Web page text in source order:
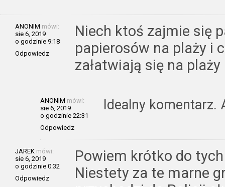
ANONIM mówi:
sie 6, 2019
o godzinie 9:18
Odpowiedz
Niech ktoś zajmie się
papierosów na plaży i
załatwiają się na plaży
ANONIM mówi:
sie 6, 2019
o godzinie 22:31
Odpowiedz
Idealny komentarz.
JAREK mówi:
sie 6, 2019
o godzinie 0:32
Odpowiedz
Powiem krótko do
Niestety za te marne